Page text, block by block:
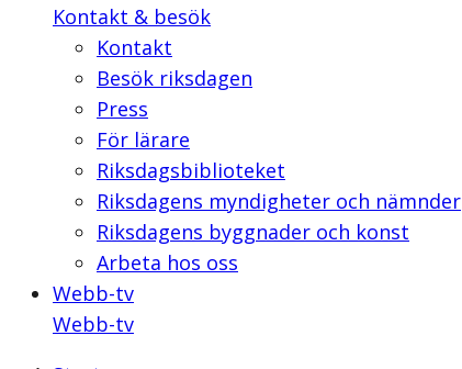
Kontakt & besök
Kontakt
Besök riksdagen
Press
För lärare
Riksdagsbiblioteket
Riksdagens myndigheter och nämnder
Riksdagens byggnader och konst
Arbeta hos oss
Webb-tv
Webb-tv